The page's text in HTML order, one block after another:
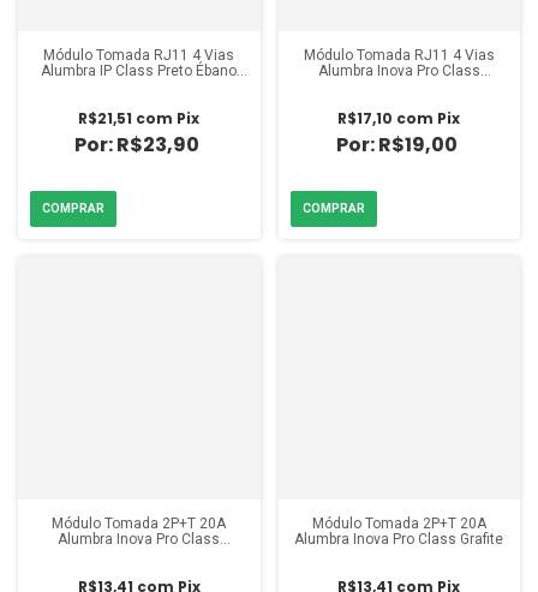
Módulo Tomada RJ11 4 Vias
Alumbra IP Class Preto Ébano
R$23,90
R$21,51 com Pix
Módulo Tomada RJ11 4 Vias
Alumbra Inova Pro Class
R$19,00
R$17,10 com Pix
Módulo Tomada 2P+T 20A
Alumbra Inova Pro Class
R$13,41 com Pix
Módulo Tomada 2P+T 20A
Alumbra Inova Pro Class Grafite
R$13,41 com Pix